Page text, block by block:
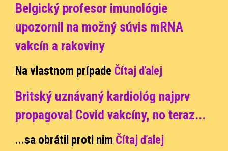
Belgický profesor imunológie
upozornil na možný súvis mRNA
vakcín a rakoviny
Na vlastnom prípade Čítaj ďalej
Britský uznávaný kardiológ najprv
propagoval Covid vakcíny, no teraz...
...sa obrátil proti nim Čítaj ďalej